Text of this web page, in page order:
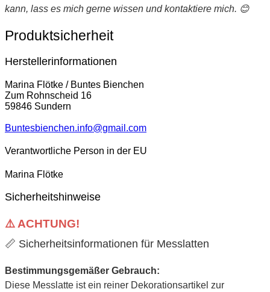
kann, lass es mich gerne wissen und kontaktiere mich. 😊
Produktsicherheit
Herstellerinformationen
Marina Flötke / Buntes Bienchen
Zum Rohnscheid 16
59846 Sundern
Buntesbienchen.info@gmail.com
Verantwortliche Person in der EU
Marina Flötke
Sicherheitshinweise
⚠️ ACHTUNG!
📏 Sicherheitsinformationen für Messlatten
Bestimmungsgemäßer Gebrauch:
Diese Messlatte ist ein reiner Dekorationsartikel zur